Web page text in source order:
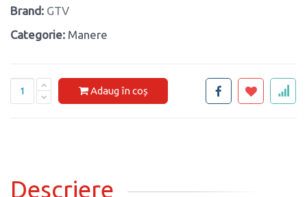
Brand: GTV
Categorie: Manere
Adaug în coș
Descriere